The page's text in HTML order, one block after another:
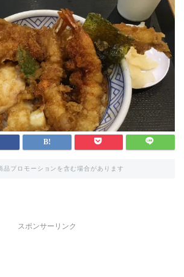
品プロモーションを含む場合があります
スポンサーリンク